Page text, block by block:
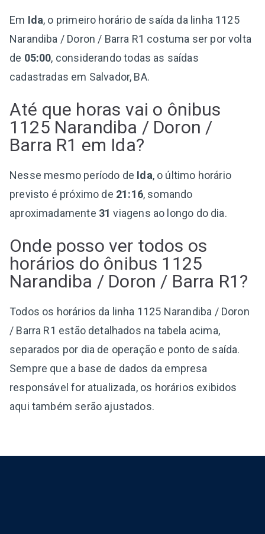
Em Ida, o primeiro horário de saída da linha 1125
Narandiba / Doron / Barra R1 costuma ser por volta
de 05:00, considerando todas as saídas
cadastradas em Salvador, BA.
Até que horas vai o ônibus
1125 Narandiba / Doron /
Barra R1 em Ida?
Nesse mesmo período de Ida, o último horário
previsto é próximo de 21:16, somando
aproximadamente 31 viagens ao longo do dia.
Onde posso ver todos os
horários do ônibus 1125
Narandiba / Doron / Barra R1?
Todos os horários da linha 1125 Narandiba / Doron
/ Barra R1 estão detalhados na tabela acima,
separados por dia de operação e ponto de saída.
Sempre que a base de dados da empresa
responsável for atualizada, os horários exibidos
aqui também serão ajustados.